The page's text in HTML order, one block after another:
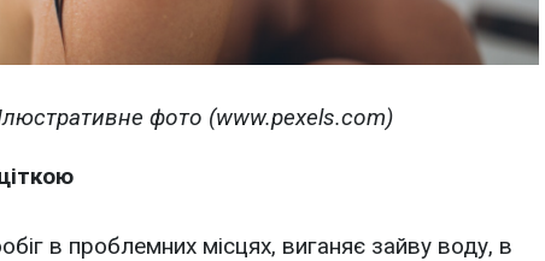
фото (www.pexels.com)
в проблемних місцях, виганяє зайву воду, в